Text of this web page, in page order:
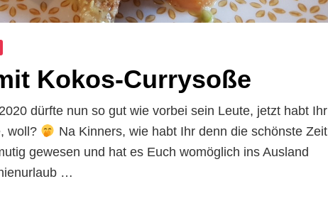
Kokos-Currysoße
dürfte nun so gut wie vorbei sein Leute, jetzt habt Ihr
woll?
Na Kinners, wie habt Ihr denn die schönste Zeit
gewesen und hat es Euch womöglich ins Ausland
…